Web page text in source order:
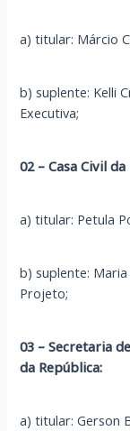
a) titular: Márcio
b) suplente: Kelli
Executiva;
02 – Casa Civil
a) titular: Petula
b) suplente:
Projeto;
03 – Secretaria
da República:
a) titular: Gerson